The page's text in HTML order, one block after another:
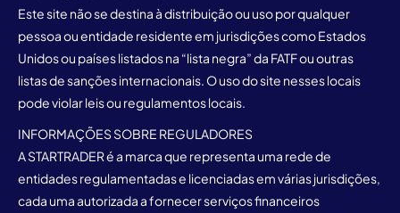
Este site não se destina à distribuição ou uso por qualquer
pessoa ou entidade residente em jurisdições como Estados
Unidos ou países listados na “lista negra” da FATF ou outras
listas de sanções internacionais. O uso do site nesses locais
pode violar leis ou regulamentos locais.
INFORMAÇÕES SOBRE REGULADORES
A STARTRADER é a marca que representa uma rede de
entidades regulamentadas e licenciadas em várias jurisdições,
cada uma autorizada a fornecer serviços financeiros